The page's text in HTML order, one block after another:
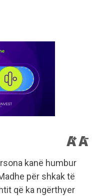
kanë humbur
për shkak të
që ka ngërthyer